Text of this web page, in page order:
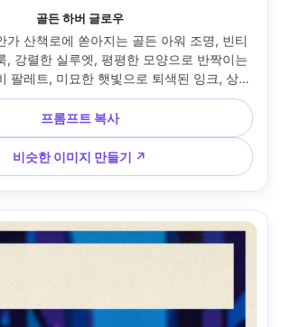
골든 하버 글로우
가 산책로에 쏟아지는 골든 아워 조명, 빈티
, 강렬한 실루엣, 평평한 모양으로 반짝이는
팔레트, 미묘한 햇빛으로 퇴색된 잉크, 상단
, 목적지 엽서 분위기, 손으로 새겨진 타이포
더, 스크린프린트 질감, 인쇄 가능 테두리 --
ar 4:5
프롬프트 복사
비슷한 이미지 만들기 ↗